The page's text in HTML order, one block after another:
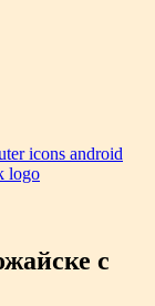
с